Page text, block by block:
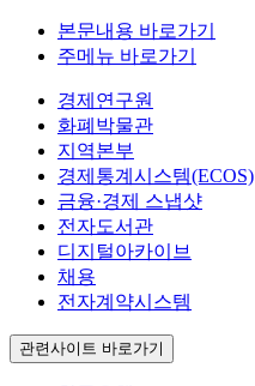
본문내용 바로가기
주메뉴 바로가기
경제연구원
화폐박물관
지역본부
경제통계시스템(ECOS)
금융·경제 스냅샷
전자도서관
디지털아카이브
채용
전자계약시스템
관련사이트 바로가기